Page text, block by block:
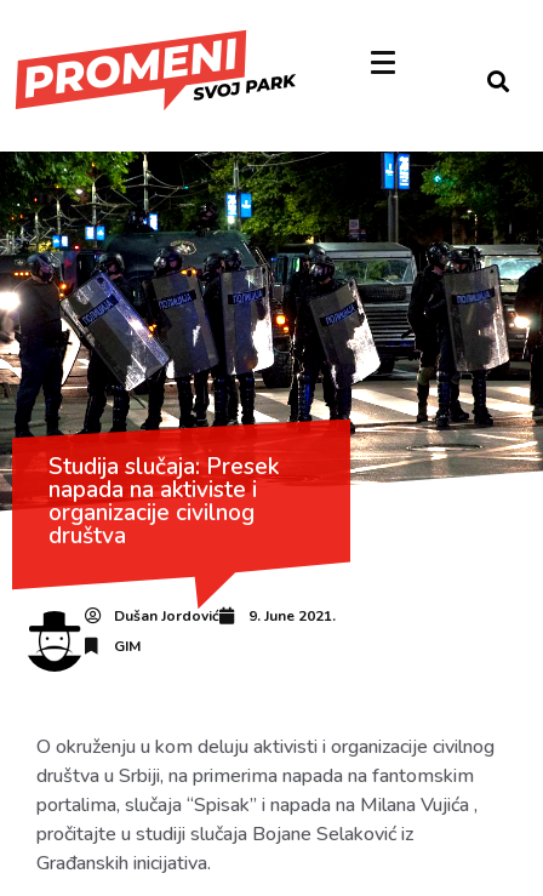
Studija slučaja: Presek
napada na aktiviste i
organizacije civilnog
društva
Dušan Jordović
9. June 2021.
GIM
O okruženju u kom deluju aktivisti i organizacije civilnog
društva u Srbiji, na primerima napada na fantomskim
portalima, slučaja “Spisak” i napada na Milana Vujića ,
pročitajte u studiji slučaja Bojane Selaković iz
Građanskih inicijativa.